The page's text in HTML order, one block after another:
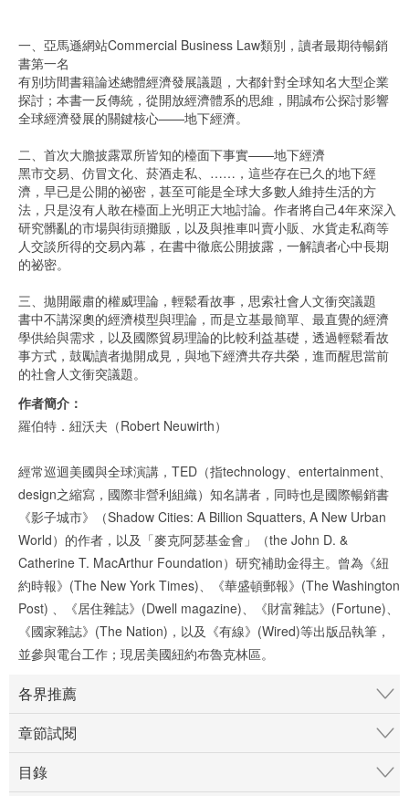
一、亞馬遜網站Commercial Business Law類別，讀者最期待暢銷
書第一名
有別坊間書籍論述總體經濟發展議題，大都針對全球知名大型企業
探討；本書一反傳統，從開放經濟體系的思維，開誠布公探討影響
全球經濟發展的關鍵核心——地下經濟。
二、首次大膽披露眾所皆知的檯面下事實——地下經濟
黑市交易、仿冒文化、菸酒走私、……，這些存在已久的地下經
濟，早已是公開的祕密，甚至可能是全球大多數人維持生活的方
法，只是沒有人敢在檯面上光明正大地討論。作者將自己4年來深入
研究髒亂的市場與街頭攤販，以及與推車叫賣小販、水貨走私商等
人交談所得的交易內幕，在書中徹底公開披露，一解讀者心中長期
的祕密。
三、拋開嚴肅的權威理論，輕鬆看故事，思索社會人文衝突議題
書中不講深奧的經濟模型與理論，而是立基最簡單、最直覺的經濟
學供給與需求，以及國際貿易理論的比較利益基礎，透過輕鬆看故
事方式，鼓勵讀者拋開成見，與地下經濟共存共榮，進而醒思當前
的社會人文衝突議題。
作者簡介：
羅伯特．紐沃夫（Robert Neuwirth）
經常巡迴美國與全球演講，TED（指technology、entertainment、
design之縮寫，國際非營利組織）知名講者，同時也是國際暢銷書
《影子城市》（Shadow Cities: A Billion Squatters, A New Urban
World）的作者，以及「麥克阿瑟基金會」（the John D. &
Catherine T. MacArthur Foundation）研究補助金得主。曾為《紐
約時報》(The New York Times)、《華盛頓郵報》(The Washington
Post) 、《居住雜誌》(Dwell magazine)、《財富雜誌》(Fortune)、
《國家雜誌》(The Nation)，以及《有線》(Wired)等出版品執筆，
並參與電台工作；現居美國紐約布魯克林區。
各界推薦
章節試閱
目錄